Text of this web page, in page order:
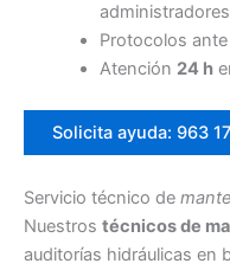
administradores
Protocolos
Atención 24 h
Solicita ayuda: 963
Servicio técnico de
Nuestros técnicos de
auditorías hidráulicas en